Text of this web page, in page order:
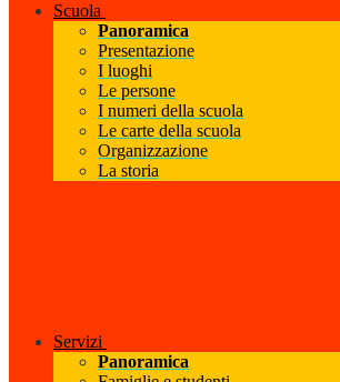
Scuola
Panoramica
Presentazione
I luoghi
Le persone
I numeri della scuola
Le carte della scuola
Organizzazione
La storia
Servizi
Panoramica